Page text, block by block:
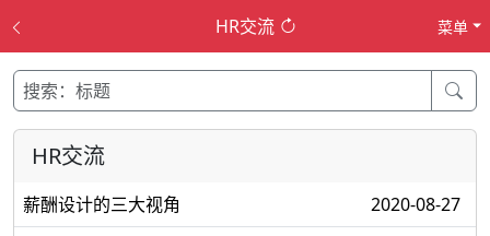
HR交流 菜单
HR交流
薪酬设计的三大视角
2020-08-27